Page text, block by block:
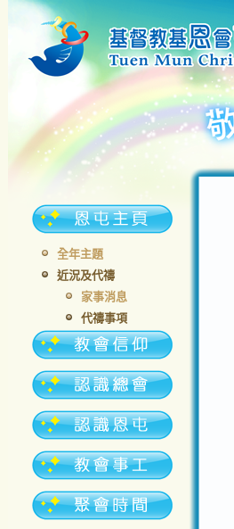
全年主題
近況及代禱
家事消息
代禱事項